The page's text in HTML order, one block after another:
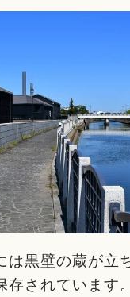
は黒壁の蔵が立
存されています